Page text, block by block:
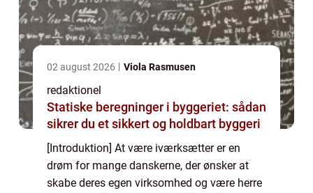
02 august 2026 Viola Rasmusen
redaktionel
Statiske beregninger i byggeriet: sådan
sikrer du et sikkert og holdbart byggeri
[Introduktion] At være iværksætter er en
drøm for mange danskerne, der ønsker at
skabe deres egen virksomhed og være herre